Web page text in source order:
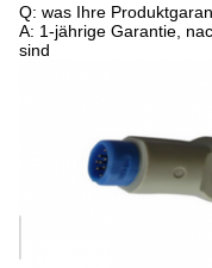
Q: was Ihre
A: 1-jährige Garantie,
sind